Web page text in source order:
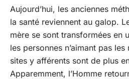
Aujourd’hui, les anciennes
la santé reviennent au galop.
mère se sont transformées en
les personnes n’aimant pas
sites y afférents sont de plus
Apparemment, l’Homme